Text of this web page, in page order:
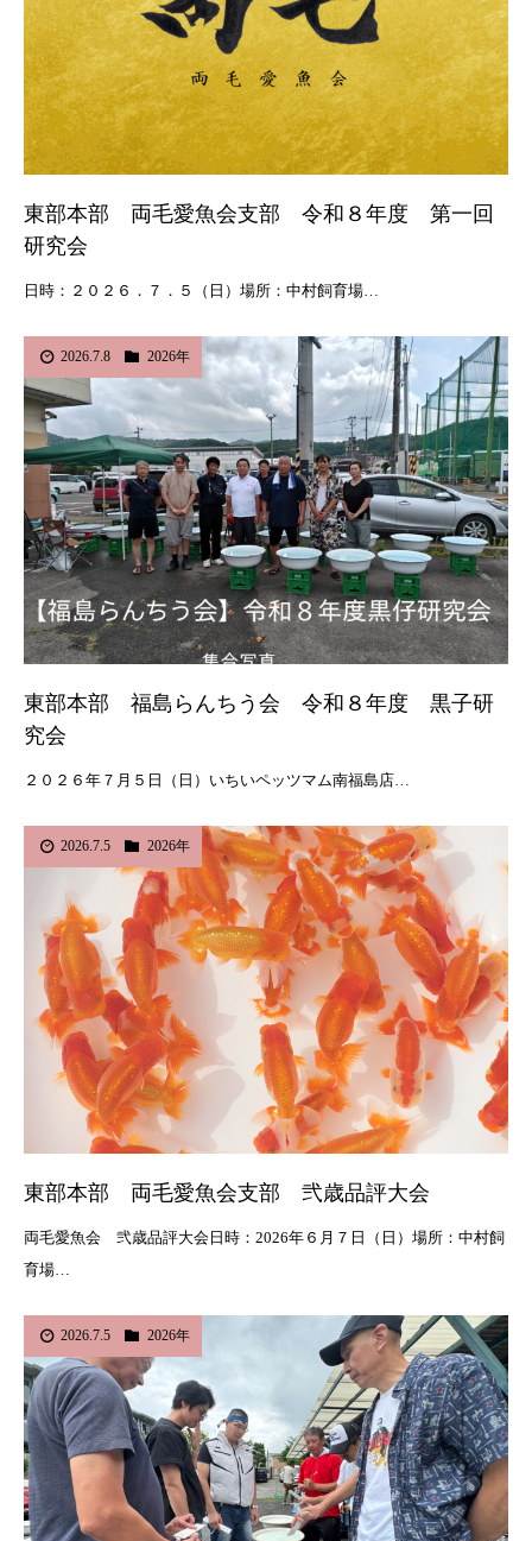
東部本部 両毛愛魚会支部 令和８年度 第一回
研究会
日時：２０２６．７．５（日）場所：中村飼育場…
2026.7.8 2026年
東部本部 福島らんちう会 令和８年度 黒子研
究会
２０２６年７月５日（日）いちいペッツマム南福島店…
2026.7.5 2026年
東部本部 両毛愛魚会支部 弐歳品評大会
両毛愛魚会 弐歳品評大会日時：2026年６月７日（日）場所：中村飼
育場…
2026.7.5 2026年